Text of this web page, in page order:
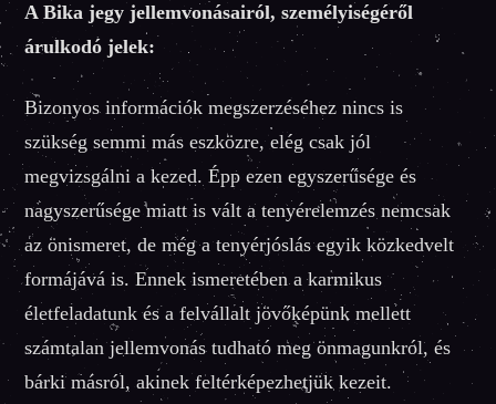
A Bika jegy jellemvonásairól, személyiségéről
árulkodó jelek:
Bizonyos információk megszerzéséhez nincs is
szükség semmi más eszközre, elég csak jól
megvizsgálni a kezed. Épp ezen egyszerűsége és
nagyszerűsége miatt is vált a tenyérelemzés nemcsak
az önismeret, de még a tenyérjóslás egyik közkedvelt
formájává is. Ennek ismeretében a karmikus
életfeladatunk és a felvállalt jövőképünk mellett
számtalan jellemvonás tudható meg önmagunkról, és
bárki másról, akinek feltérképezhetjük kezeit.